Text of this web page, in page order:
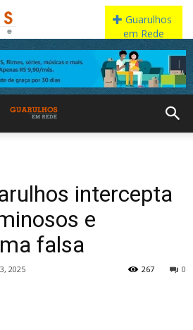
intercepta
e
falsa
2025 0
267